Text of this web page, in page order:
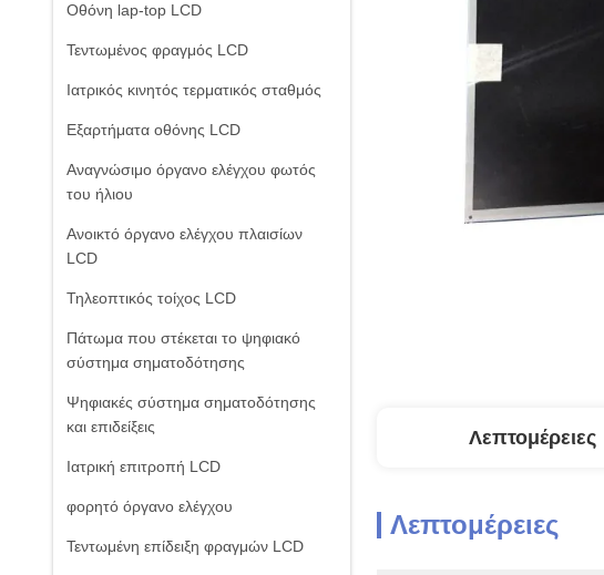
Οθόνη lap-top LCD
Τεντωμένος φραγμός LCD
Ιατρικός κινητός τερματικός σταθμός
Εξαρτήματα οθόνης LCD
Αναγνώσιμο όργανο ελέγχου φωτός
του ήλιου
Ανοικτό όργανο ελέγχου πλαισίων
LCD
Τηλεοπτικός τοίχος LCD
Πάτωμα που στέκεται το ψηφιακό
σύστημα σηματοδότησης
Ψηφιακές σύστημα σηματοδότησης
και επιδείξεις
Ιατρική επιτροπή LCD
φορητό όργανο ελέγχου
Τεντωμένη επίδειξη φραγμών LCD
Λεπτομέρειες
Λεπτομέρειες